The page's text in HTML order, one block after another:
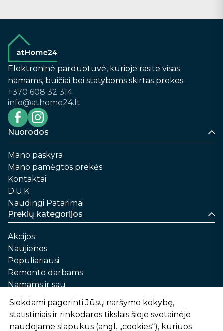
Elektroninė parduotuvė, kurioje rasite visas
namams, buičiai bei statyboms skirtas prekes.
+370 608 32 314
info@athome24.lt
Nuorodos
Mano paskyra
Mano pamėgtos prekės
Kontaktai
D.U.K
Naudingi Patarimai
Prekių kategorijos
Akcijos
Naujienos
Populiariausi
Remonto darbams
Namams ir sau
Automobilių priežiūrai
Sodui ir daržui
Informacija
Siekdami pagerinti Jūsų naršymo kokybę,
statistiniais ir rinkodaros tikslais šioje svetainėje
naudojame slapukus (angl. „cookies“), kuriuos